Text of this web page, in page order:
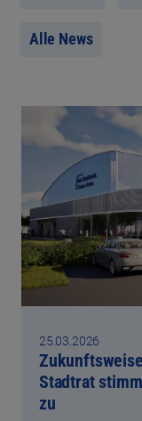
Alle News
25.03.2026
Stadtrat
zu